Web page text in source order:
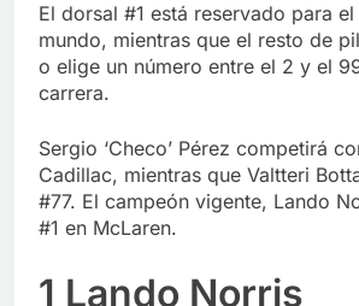
El dorsal #1 está reservado para
mundo, mientras que el resto de
o elige un número entre el 2 y el
carrera.
Sergio ‘Checo’ Pérez competirá
Cadillac, mientras que Valtteri
#77. El campeón vigente, Lando
#1 en McLaren.
1 Lando Norris